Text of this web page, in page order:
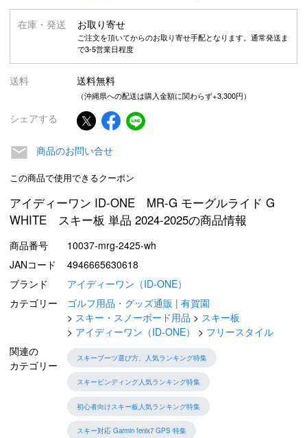
在庫・発送 お取り寄せ
ご注文を頂いてからのお取り寄せ手配となります。通常発送ま
で3-5営業日程度
送料 送料無料
（沖縄県への配送は購入金額に関わらず+3,300円）
シェアする
商品のお問い合せ
この商品で使用できるクーポン
アイディーワン ID-ONE MR-G モーグルライド G
WHITE スキー板 単品 2024-2025の商品情報
商品番号
10037-mrg-2425-wh
JANコード
4946665630618
ブランド
アイディーワン（ID-ONE）
カテゴリー
ゴルフ用品・グッズ通販 | 有賀園
スキー・スノーボード用品
スキー板
アイディーワン（ID-ONE）
フリースタイル
関連の
カテゴリー
スキーブーツ選び方、人気ランキング特集
スキービンディング人気ランキング特集
初心者向けスキー板人気ランキング特集
スキー対応 Garmin fenix7 GPS 特集